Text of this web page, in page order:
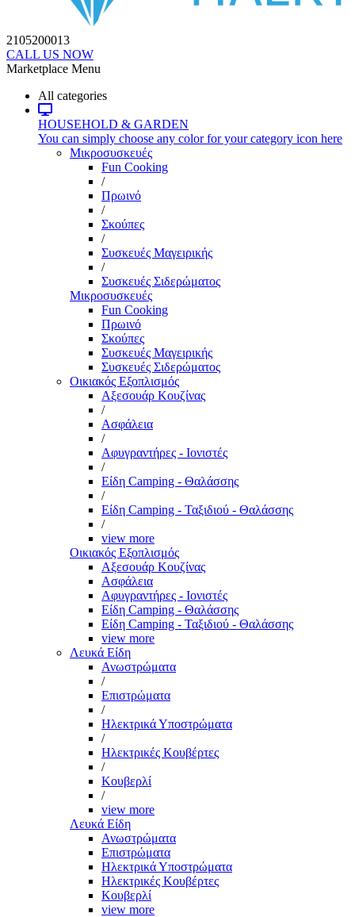
2105200013
CALL US NOW
Marketplace Menu
All categories
HOUSEHOLD & GARDEN
You can simply choose any color for your category icon here
Μικροσυσκευές
Fun Cooking
/
Πρωινό
/
Σκούπες
/
Συσκευές Μαγειρικής
/
Συσκευές Σιδερώματος
Μικροσυσκευές
Fun Cooking
Πρωινό
Σκούπες
Συσκευές Μαγειρικής
Συσκευές Σιδερώματος
Οικιακός Εξοπλισμός
Αξεσουάρ Κουζίνας
/
Ασφάλεια
/
Αφυγραντήρες - Ιονιστές
/
Είδη Camping - Θαλάσσης
/
Είδη Camping - Ταξιδιού - Θαλάσσης
/
view more
Οικιακός Εξοπλισμός
Αξεσουάρ Κουζίνας
Ασφάλεια
Αφυγραντήρες - Ιονιστές
Είδη Camping - Θαλάσσης
Είδη Camping - Ταξιδιού - Θαλάσσης
view more
Λευκά Είδη
Ανωστρώματα
/
Επιστρώματα
/
Ηλεκτρικά Υποστρώματα
/
Ηλεκτρικές Κουβέρτες
/
Κουβερλί
/
view more
Λευκά Είδη
Ανωστρώματα
Επιστρώματα
Ηλεκτρικά Υποστρώματα
Ηλεκτρικές Κουβέρτες
Κουβερλί
view more